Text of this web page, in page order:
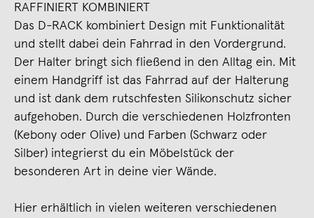
RAFFINIERT KOMBINIERT
Das D-RACK kombiniert Design mit Funktionalität
und stellt dabei dein Fahrrad in den Vordergrund.
Der Halter bringt sich fließend in den Alltag ein. Mit
einem Handgriff ist das Fahrrad auf der Halterung
und ist dank dem rutschfesten Silikonschutz sicher
aufgehoben. Durch die verschiedenen Holzfronten
(Kebony oder Olive) und Farben (Schwarz oder
Silber) integrierst du ein Möbelstück der
besonderen Art in deine vier Wände.
Hier erhältlich in vielen weiteren verschiedenen